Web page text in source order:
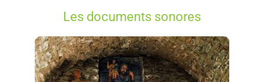
Les documents sonores